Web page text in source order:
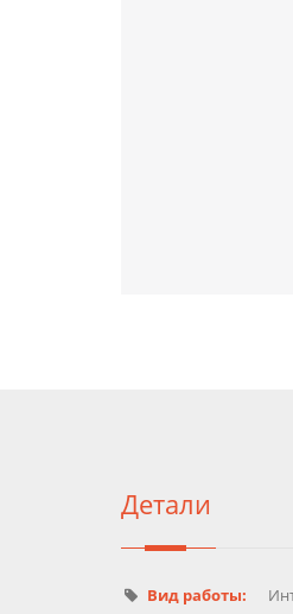
Детали
Вид работы: